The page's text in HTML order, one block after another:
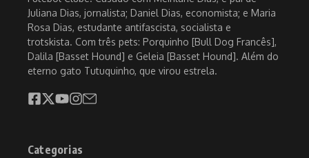
Oeste, o Vila Nova Futebol Clube. Casado com
Meirilane Dias, é pai de Juliana Dias, jornalista; Daniel
Dias, economista; e Maria Rosa Dias, estudante
antifascista, socialista e trotskista. Com três pets:
Porquinho [Bull Dog Francês], Dalila [Basset Hound] e
Geleia [Basset Hound]. Além do eterno gato
Tutuquinho, que virou estrela.
Juliana Dias, jornalista; Daniel Dias, economista; e Maria
Rosa Dias, estudante antifascista, socialista e
trotskista. Com três pets: Porquinho [Bull Dog Francês],
Dalila [Basset Hound] e Geleia [Basset Hound]. Além do
eterno gato Tutuquinho, que virou estrela.
Categorias